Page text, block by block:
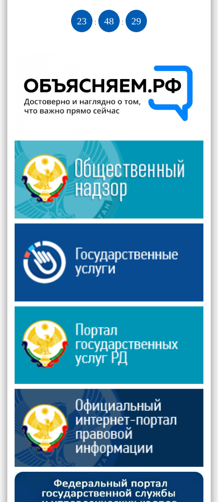
23 : 48 : 30